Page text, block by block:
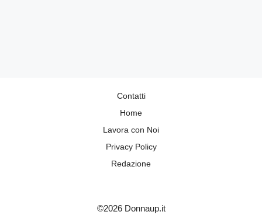
Contatti
Home
Lavora con Noi
Privacy Policy
Redazione
©2026 Donnaup.it